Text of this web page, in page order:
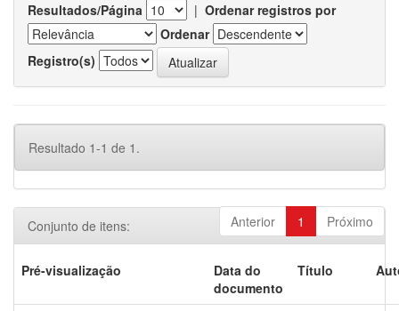
Resultados/Página | Ordenar registros por
Ordenar
Registro(s)
Resultado 1-1 de 1.
Anterior 1 Próximo
Conjunto de itens:
Pré-visualização
Data do
documento
Título